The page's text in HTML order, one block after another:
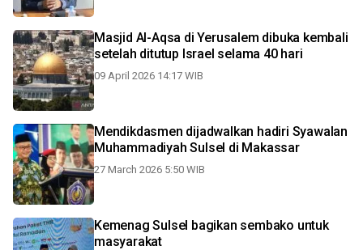
Masjid Al-Aqsa di Yerusalem dibuka kembali
setelah ditutup Israel selama 40 hari
09 April 2026 14:17 WIB
Mendikdasmen dijadwalkan hadiri Syawalan
Muhammadiyah Sulsel di Makassar
27 March 2026 5:50 WIB
Kemenag Sulsel bagikan sembako untuk
masyarakat